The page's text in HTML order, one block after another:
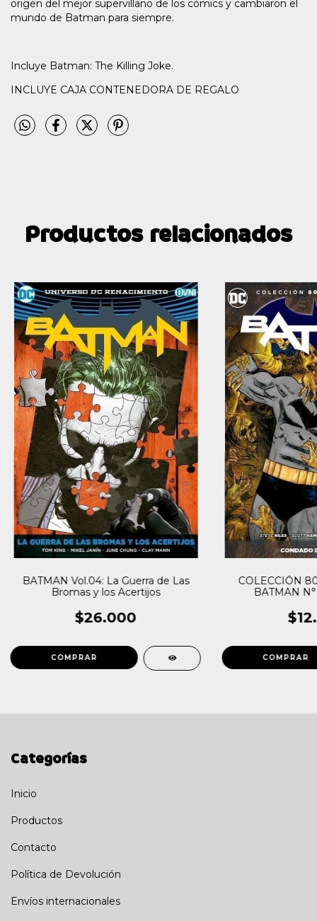
origen del mejor supervillano de los cómics y cambiaron el
mundo de Batman para siempre.
Incluye Batman: The Killing Joke.
INCLUYE CAJA CONTENEDORA DE REGALO
Productos relacionados
BATMAN Vol.04: La Guerra de Las
Bromas y los Acertijos
$26.000
COLECCIÓN
BATMAN
Categorías
Inicio
Productos
Contacto
Política de Devolución
Envíos internacionales